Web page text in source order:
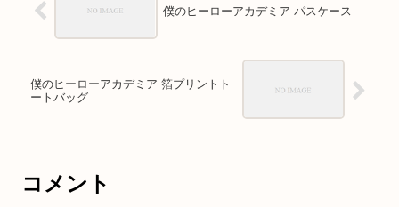
僕のヒーローアカデミア パスケース
僕のヒーローアカデミア 箔プリントト
ートバッグ
コメント